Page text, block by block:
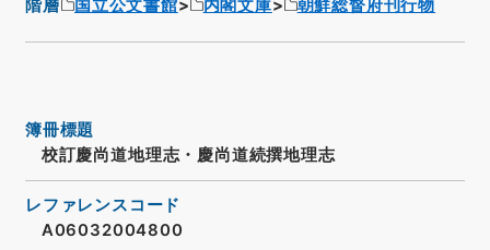
階層 国立公文書館 内閣文庫 朝鮮総督府刊行物
簿冊標題
校訂慶尚道地理志・慶尚道続撰地理志
レファレンスコード
A06032004800